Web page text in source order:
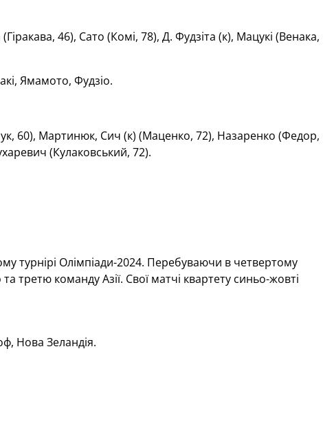
46), Сато (Комі, 78), Д. Фудзіта (к), Мацукі (Венака,
Ямамото, Фудзіо.
60), Мартинюк, Сич (к) (Маценко, 72), Назаренко (Федор,
(Кулаковський, 72).
турнірі Олімпіади-2024. Перебуваючи в четвертому
третю команду Азії. Свої матчі квартету синьо-жовті
Нова Зеландія.